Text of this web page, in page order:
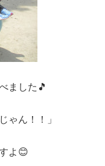
ました🎵
ゃん！！」
よ😊